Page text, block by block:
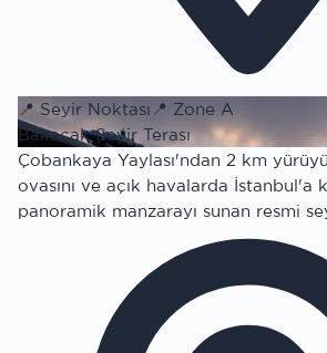
📍 Seyir Noktası 📍 Zone A
Bakacak Seyir Terası
Çobankaya Yaylası'ndan 2 km
ovasını ve açık havalarda İstanbul'a
panoramik manzarayı sunan resmi